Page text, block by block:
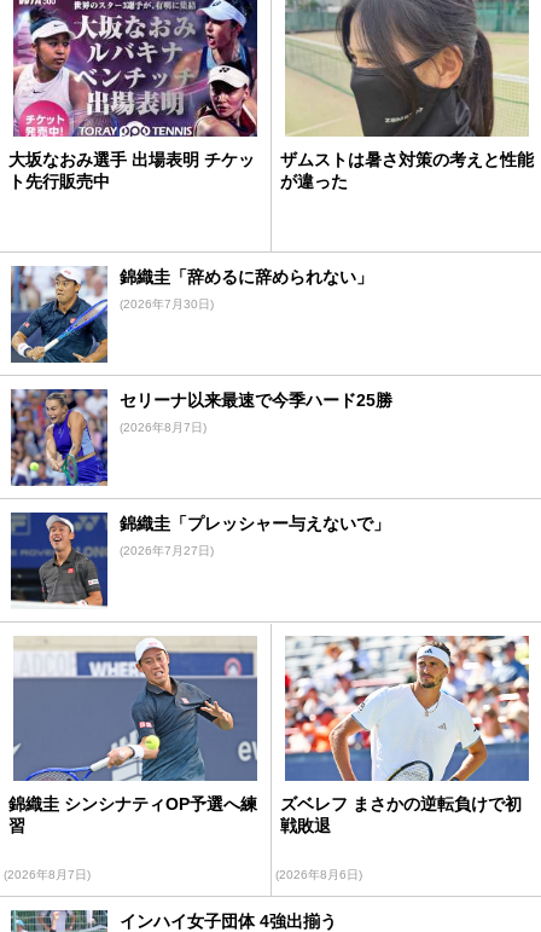
大坂なおみ選手 出場表明 チケッ
ト先行販売中
ザムストは暑さ対策の考えと性能
が違った
錦織圭「辞めるに辞められない」
(2026年7月30日)
セリーナ以来最速で今季ハード25勝
(2026年8月7日)
錦織圭「プレッシャー与えないで」
(2026年7月27日)
錦織圭 シンシナティOP予選へ練
習
(2026年8月7日)
ズベレフ まさかの逆転負けで初
戦敗退
(2026年8月6日)
インハイ女子団体 4強出揃う